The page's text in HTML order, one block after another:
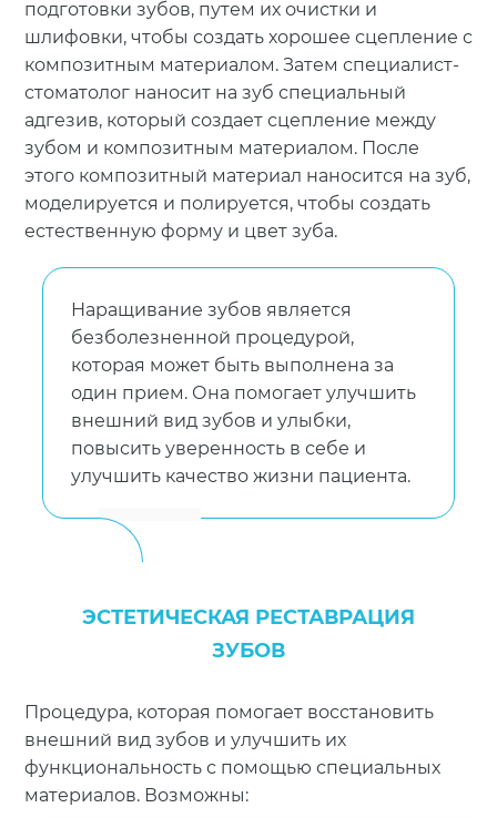
подготовки зубов, путем их очистки и
шлифовки, чтобы создать хорошее сцепление с
композитным материалом. Затем специалист-
стоматолог наносит на зуб специальный
адгезив, который создает сцепление между
зубом и композитным материалом. После
этого композитный материал наносится на зуб,
моделируется и полируется, чтобы создать
естественную форму и цвет зуба.
Наращивание зубов является
безболезненной процедурой,
которая может быть выполнена за
один прием. Она помогает улучшить
внешний вид зубов и улыбки,
повысить уверенность в себе и
улучшить качество жизни пациента.
ЭСТЕТИЧЕСКАЯ РЕСТАВРАЦИЯ
ЗУБОВ
Процедура, которая помогает восстановить
внешний вид зубов и улучшить их
функциональность с помощью специальных
материалов. Возможны: